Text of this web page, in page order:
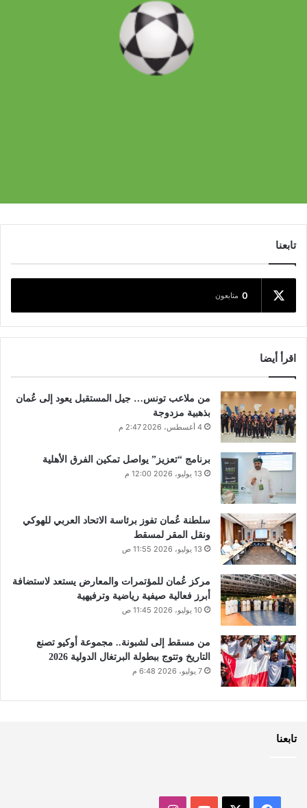
تابعنا
0 متابعون
اقرأ أيضا
من ملاعب تونس… جيل المستقبل يعود إلى عُمان
بذهبية مزدوجة
4 أغسطس، 2026 2:47 م
برنامج “تعزيز” يواصل تمكين الفرق الأهلية
13 يوليو، 2026 12:00 م
سلطنة عُمان تفوز برئاسة الاتحاد العربي للهوكي
ونقل المقر لمسقط
13 يوليو، 2026 11:55 ص
مركز عُمان للمؤتمرات والمعارض يستعد لاستضافة
أبرز فعالية صيفية رياضية وترفيهية
10 يوليو، 2026 11:45 ص
من مسقط إلى لشبونة.. مجموعة أوكيو تصنع
التاريخ وتتوج ببطولة البرتغال الدولية 2026
7 يوليو، 2026 6:48 م
تابعنا